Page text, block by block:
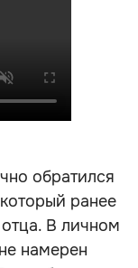
обратился
ранее
В личном
намерен